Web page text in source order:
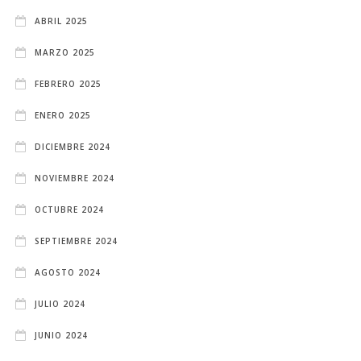
ABRIL 2025
MARZO 2025
FEBRERO 2025
ENERO 2025
DICIEMBRE 2024
NOVIEMBRE 2024
OCTUBRE 2024
SEPTIEMBRE 2024
AGOSTO 2024
JULIO 2024
JUNIO 2024